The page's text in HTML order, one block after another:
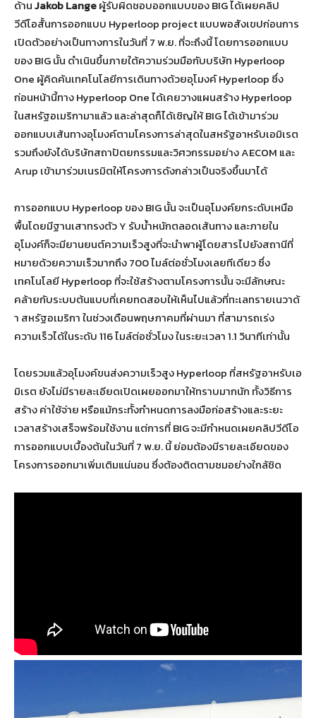
ด้านJakob Langeผู้รับผิดชอบออกแบบของ BIG ได้เผยคลิป
วีดีโอสั้นการออกแบบ Hyperloop project แบบพอสังเขปก่อนการ
เปิดตัวอย่างเป็นทางการในวันที่ 7 พ.ย. ที่จะถึงนี้ โดยการออกแบบ
ของ BIG นั้น ดำเนินขึ้นภายใต้ความร่วมมือกับบริษัท Hyperloop
One ผู้คิดค้นเทคโนโลยีการเดินทางด้วยอุโมงค์ Hyperloop ซึ่ง
ก่อนหน้านี้ทาง Hyperloop One ได้เคยวางแผนสร้าง Hyperloop
ในสหรัฐอเมริกามาแล้ว และล่าสุดก็ได้เชิญให้ BIG ได้เข้ามาร่วม
ออกแบบเส้นทางอุโมงค์ตามโครงการล่าสุดในสหรัฐอาหรับเอมิเรต
รวมถึงยังได้บริษัทสถาปัตยกรรมและวิศวกรรมอย่าง AECOM และ
Arup เข้ามาร่วมเนรมิตให้โครงการดังกล่าวเป็นจริงขึ้นมาได้
การออกแบบ Hyperloop ของ BIG นั้น จะเป็นอุโมงค์ยกระดับเหนือ
พื้นโดยมีฐานเสาทรงตัว Y รับน้ำหนักตลอดเส้นทาง และภายใน
อุโมงค์ก็จะมียานยนต์ความเร็วสูงที่จะนำพาผู้โดยสารไปยังสถานีที่
หมายด้วยความเร็วมากถึง 700 ไมล์ต่อชั่วโมงเลยทีเดียว ซึ่ง
เทคโนโลยี Hyperloop ที่จะใช้สร้างตามโครงการนั้น จะมีลักษณะ
คล้ายกับระบบต้นแบบที่เคยทดสอบให้เห็นไปแล้วที่ทะเลทรายเนวาด้
า สหรัฐอเมริกา ในช่วงเดือนพฤษภาคมที่ผ่านมา ที่สามารถเร่ง
ความเร็วได้ในระดับ 116 ไมล์ต่อชั่วโมง ในระยะเวลา 1.1 วินาทีเท่านั้น
โดยรวมแล้วอุโมงค์ขนส่งความเร็วสูง Hyperloop ที่สหรัฐอาหรับเอ
มิเรต ยังไม่มีรายละเอียดเปิดเผยออกมาให้ทราบมากนัก ทั้งวิธีการ
สร้าง ค่าใช้จ่าย หรือแม้กระทั้งกำหนดการลงมือก่อสร้างและระยะ
เวลาสร้างเสร็จพร้อมใช้งาน แต่การที่ BIG จะมีกำหนดเผยคลิปวีดีโอ
การออกแบบเบื้องต้นในวันที่ 7 พ.ย. นี้ ย่อมต้องมีรายละเอียดของ
โครงการออกมาเพิ่มเติมแน่นอน ซึ่งต้องติดตามชมอย่างใกล้ชิด